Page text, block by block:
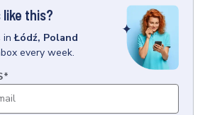
like this?
inŁódź, Poland
every week.
*